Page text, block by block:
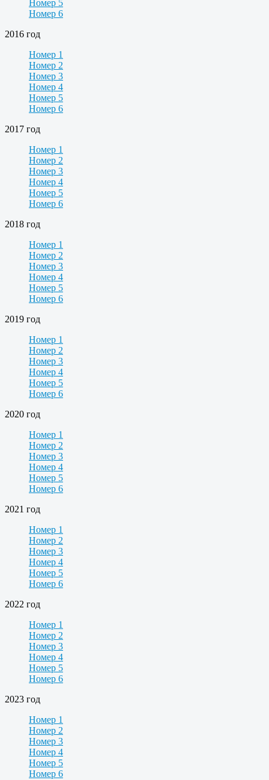
Номер 5
Номер 6
2016 год
Номер 1
Номер 2
Номер 3
Номер 4
Номер 5
Номер 6
2017 год
Номер 1
Номер 2
Номер 3
Номер 4
Номер 5
Номер 6
2018 год
Номер 1
Номер 2
Номер 3
Номер 4
Номер 5
Номер 6
2019 год
Номер 1
Номер 2
Номер 3
Номер 4
Номер 5
Номер 6
2020 год
Номер 1
Номер 2
Номер 3
Номер 4
Номер 5
Номер 6
2021 год
Номер 1
Номер 2
Номер 3
Номер 4
Номер 5
Номер 6
2022 год
Номер 1
Номер 2
Номер 3
Номер 4
Номер 5
Номер 6
2023 год
Номер 1
Номер 2
Номер 3
Номер 4
Номер 5
Номер 6